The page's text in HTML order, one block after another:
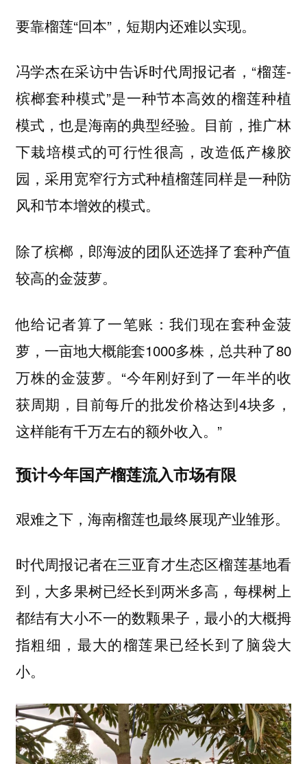
要靠榴莲“回本”，短期内还难以实现。
冯学杰在采访中告诉时代周报记者，“榴莲-
槟榔套种模式”是一种节本高效的榴莲种植
模式，也是海南的典型经验。目前，推广林
下栽培模式的可行性很高，改造低产橡胶
园，采用宽窄行方式种植榴莲同样是一种防
风和节本增效的模式。
除了槟榔，郎海波的团队还选择了套种产值
较高的金菠萝。
他给记者算了一笔账：我们现在套种金菠
萝，一亩地大概能套1000多株，总共种了80
万株的金菠萝。“今年刚好到了一年半的收
获周期，目前每斤的批发价格达到4块多，
这样能有千万左右的额外收入。”
预计今年国产榴莲流入市场有限
艰难之下，海南榴莲也最终展现产业雏形。
时代周报记者在三亚育才生态区榴莲基地看
到，大多果树已经长到两米多高，每棵树上
都结有大小不一的数颗果子，最小的大概拇
指粗细，最大的榴莲果已经长到了脑袋大
小。